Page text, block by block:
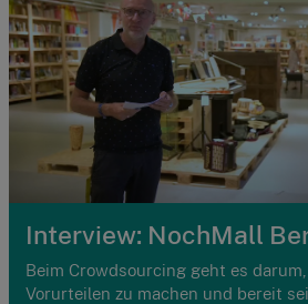
Interview: NochMall
Beim Crowdsourcing geht es
Vorurteilen zu machen und bereit